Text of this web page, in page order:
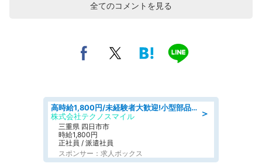
全てのコメントを見る
＞
高時給1,800円/未経験者大歓迎!小型部品の加工業務 denso aichi
株式会社テクノスマイル
三重県 四日市市
時給1,800円
正社員 / 派遣社員
スポンサー：求人ボックス